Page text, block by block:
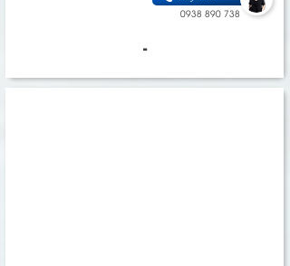
0938 890 738
-